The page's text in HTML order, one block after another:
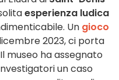
esperienza ludica
Un gioco
2023, ci porta
museo ha assegnato
un caso